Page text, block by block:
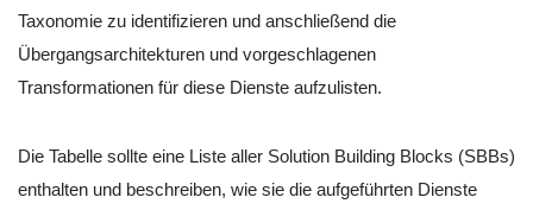
Taxonomie zu identifizieren und anschließend die
Übergangsarchitekturen und vorgeschlagenen
Transformationen für diese Dienste aufzulisten.
Die Tabelle sollte eine Liste aller Solution Building Blocks (SBBs)
enthalten und beschreiben, wie sie die aufgeführten Dienste